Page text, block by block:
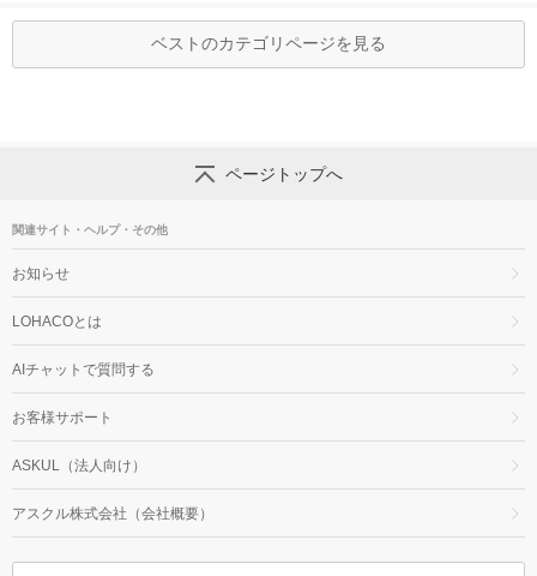
ベストのカテゴリページを見る
ページトップへ
関連サイト・ヘルプ・その他
お知らせ
LOHACOとは
AIチャットで質問する
お客様サポート
ASKUL（法人向け）
アスクル株式会社（会社概要）